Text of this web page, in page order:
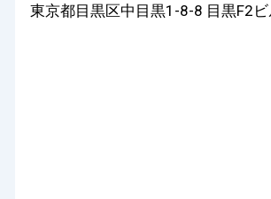
東京都目黒区中目黒1-8-8 目黒F2